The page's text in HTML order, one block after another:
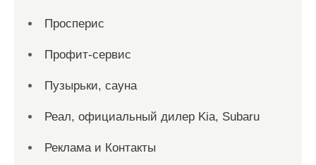
Просперис
Профит-сервис
Пузырьки, сауна
Реал, официальный дилер Kia, Subaru
Реклама и Контакты